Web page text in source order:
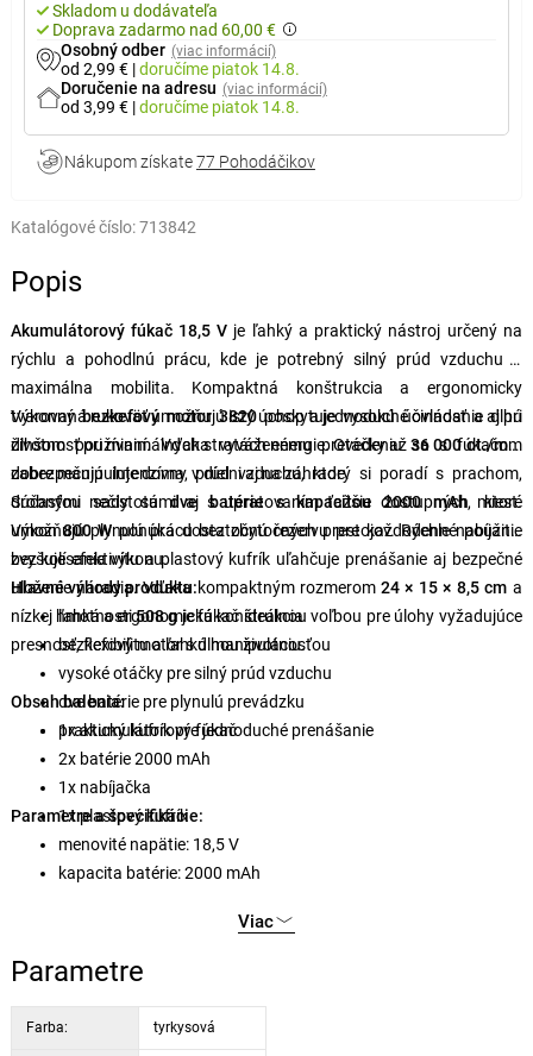
Skladom u dodávateľa
Doprava zadarmo nad 60,00 €
Osobný odber (viac informácií)
od 2,99 € |doručíme piatok 14.8.
Doručenie na adresu (viac informácií)
od 3,99 € |doručíme piatok 14.8.
Nákupom získate77 Pohodáčikov
Katalógové číslo:713842
Popis
Akumulátorový fúkač 18,5 Vje ľahký a praktický nástroj určený na
rýchlu a pohodlnú prácu, kde je potrebný silný prúd vzduchu a
maximálna mobilita. Kompaktná konštrukcia a ergonomicky
tvarovaná rukoväť umožňujú istý úchop a jednoduché ovládanie aj pri
dlhšom používaní. Vďaka vyváženému prevedeniu sa s fúkačom
dobre manipuluje doma, v dielni aj na záhrade.
Výkonnýbezkefový motor 3820poskytuje vysokú účinnosť a dlhú
životnosť pri minimálnych stratách energie. Otáčky až36 000 ot./min
zabezpečujú intenzívny prúd vzduchu, ktorý si poradí s prachom,
drobnými nečistotami aj s upratovaním ťažšie dostupných miest.
Výkon800 Wponúka dostatočnú rezervu pre každodenné použitie
bez kolísania výkonu.
Súčasťou sady súdve batérie s kapacitou 2000 mAh, ktoré
umožňujú plynulú prácu bez zbytočných prestojov. Rýchle nabíjanie
zvyšuje efektivitu a plastový kufrík uľahčuje prenášanie aj bezpečné
uloženie náradia. Vďaka kompaktným rozmerom 24 × 15 × 8,5 cma
nízkej hmotnosti508 gje fúkač ideálnou voľbou pre úlohy vyžadujúce
presnosť, flexibilitu a ľahkú manipuláciu.
Hlavné výhody produktu:
ľahká a ergonomická konštrukcia
bezkefový motor s dlhou životnosťou
vysoké otáčky pre silný prúd vzduchu
dve batérie pre plynulú prevádzku
praktický kufrík pre jednoduché prenášanie
Obsah balenia:
1x akumulátorový fúkač
2x batérie 2000 mAh
1x nabíjačka
1x plastový kufrík
Parametre a špecifikácie:
menovité napätie: 18,5 V
kapacita batérie: 2000 mAh
motor: bezkefový 3820
otáčky: 36 000 ot./min
Viac
Parametre
Farba: tyrkysová